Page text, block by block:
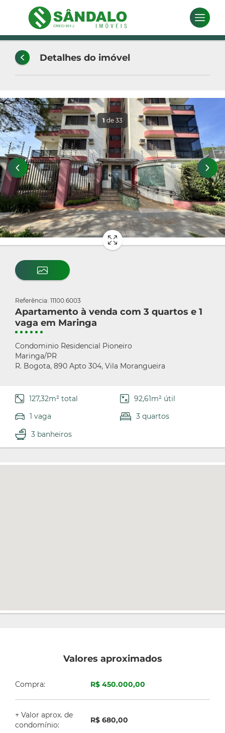
Detalhes do imóvel
1 de 33
Referência: 11100.6003
Apartamento à venda com 3 quartos e 1
vaga em Maringa
Condominio Residencial Pioneiro
Maringa/PR
R. Bogota, 890 Apto 304, Vila Morangueira
127,32m² total
92,61m² útil
1 vaga
3 quartos
3 banheiros
Valores aproximados
Compra: R$ 450.000,00
+ Valor aprox. de
condomínio:
R$ 680,00